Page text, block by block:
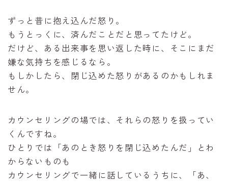
ずっと昔に抱え込んだ怒り。
もうとっくに、済んだことだと思ってたけど。
だけど、ある出来事を思い返した時に、そこにまだ
嫌な気持ちを感じるなら。
もしかしたら、閉じ込めた怒りがあるのかもしれま
せん。
カウンセリングの場では、それらの怒りを扱ってい
くんですね。
ひとりでは「あのとき怒りを閉じ込めたんだ」とわ
からないものも
カウンセリングで一緒に話しているうちに、「あ、